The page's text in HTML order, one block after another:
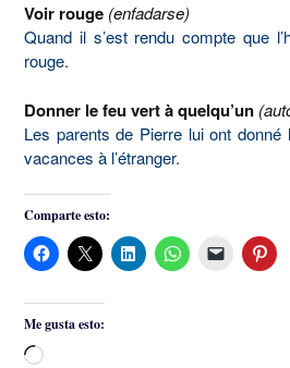
Voir rouge (enfadarse)
Quand il s’est rendu compte que
rouge.
Donner le feu vert à quelqu’un
Les parents de Pierre lui ont
vacances à l’étranger.
Comparte esto:
Me gusta esto:
Cargando...